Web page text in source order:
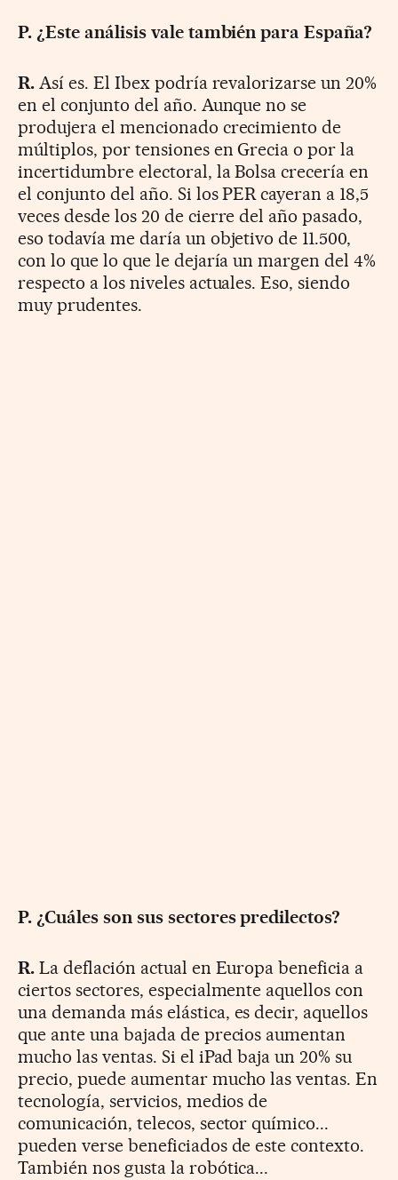
P. ¿Este análisis vale también para España?
R.Así es. El Ibex podría revalorizarse un 20%
en el conjunto del año. Aunque no se
produjera el mencionado crecimiento de
múltiplos, por tensiones en Grecia o por la
incertidumbre electoral, la Bolsa crecería en
el conjunto del año. Si los PER cayeran a 18,5
veces desde los 20 de cierre del año pasado,
eso todavía me daría un objetivo de 11.500,
con lo que lo que le dejaría un margen del 4%
respecto a los niveles actuales. Eso, siendo
muy prudentes.
P. ¿Cuáles son sus sectores predilectos?
R.La deflación actual en Europa beneficia a
ciertos sectores, especialmente aquellos con
una demanda más elástica, es decir, aquellos
que ante una bajada de precios aumentan
mucho las ventas. Si el iPad baja un 20% su
precio, puede aumentar mucho las ventas. En
tecnología, servicios, medios de
comunicación, telecos, sector químico...
pueden verse beneficiados de este contexto.
También nos gusta la robótica...